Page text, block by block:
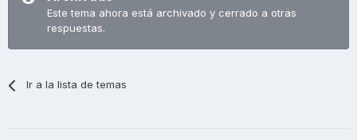
Este tema ahora está archivado y cerrado a otras
respuestas.
Ir a la lista de temas